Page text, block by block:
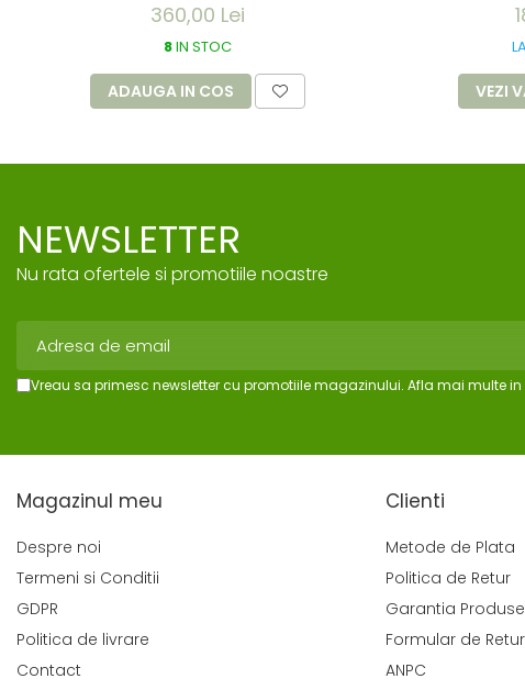
optic crom
360,00 Lei
8IN STOC
ADAUGA IN COS VEZI
NEWSLETTER
Nu rata ofertele si promotiile noastre
Vreau sa primesc newsletter cu promotiile magazinului. Afla mai multe in
Magazinul meu
Despre noi
Termeni si Conditii
GDPR
Politica de livrare
Contact
Clienti
Metode de Plata
Politica de Retur
Garantia
Formular de Retur
ANPC